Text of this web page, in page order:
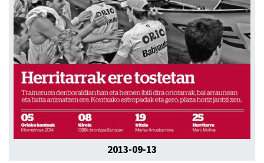
2013-09-13